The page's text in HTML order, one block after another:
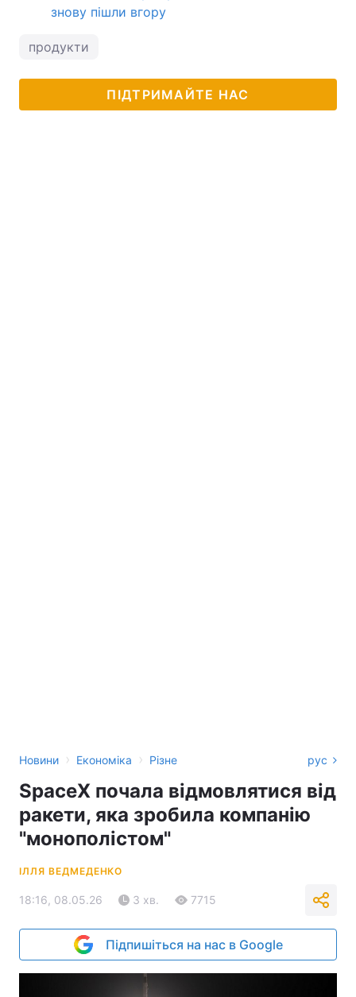
знову пішли вгору
продукти
ПІДТРИМАЙТЕ НАС
Новини › Економіка › Різне рус
SpaceX почала відмовлятися від
ракети, яка зробила компанію
"монополістом"
ІЛЛЯ ВЕДМЕДЕНКО
18:16, 08.05.26 3 хв. 7715
Підпишіться на нас в Google